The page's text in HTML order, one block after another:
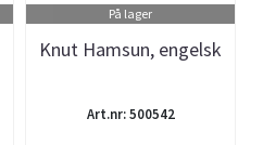
På lager
Knut Hamsun, engelsk
Art.nr: 500542